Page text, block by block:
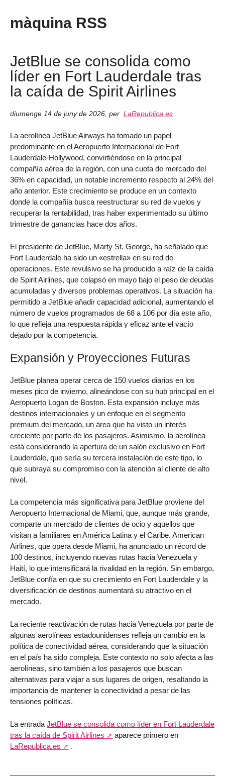
màquina RSS
JetBlue se consolida como
líder en Fort Lauderdale tras
la caída de Spirit Airlines
diumenge 14 de juny de 2026 per LaRepublica.es
La aerolínea JetBlue Airways ha tomado un papel
predominante en el Aeropuerto Internacional de Fort
Lauderdale-Hollywood, convirtiéndose en la principal
compañía aérea de la región, con una cuota de mercado del
36% en capacidad, un notable incremento respecto al 24% del
año anterior. Este crecimiento se produce en un contexto
donde la compañía busca reestructurar su red de vuelos y
recuperar la rentabilidad, tras haber experimentado su último
trimestre de ganancias hace dos años.
El presidente de JetBlue, Marty St. George, ha señalado que
Fort Lauderdale ha sido un «estrella» en su red de
operaciones. Este revulsivo se ha producido a raíz de la caída
de Spirit Airlines, que colapsó en mayo bajo el peso de deudas
acumuladas y diversos problemas operativos. La situación ha
permitido a JetBlue añadir capacidad adicional, aumentando el
número de vuelos programados de 68 a 106 por día este año,
lo que refleja una respuesta rápida y eficaz ante el vacío
dejado por la competencia.
Expansión y Proyecciones Futuras
JetBlue planea operar cerca de 150 vuelos diarios en los
meses pico de invierno, alineándose con su hub principal en el
Aeropuerto Logan de Boston. Esta expansión incluye más
destinos internacionales y un enfoque en el segmento
premium del mercado, un área que ha visto un interés
creciente por parte de los pasajeros. Asimismo, la aerolínea
está considerando la apertura de un salón exclusivo en Fort
Lauderdale, que sería su tercera instalación de este tipo, lo
que subraya su compromiso con la atención al cliente de alto
nivel.
La competencia más significativa para JetBlue proviene del
Aeropuerto Internacional de Miami, que, aunque más grande,
comparte un mercado de clientes de ocio y aquellos que
visitan a familiares en América Latina y el Caribe. American
Airlines, que opera desde Miami, ha anunciado un récord de
100 destinos, incluyendo nuevas rutas hacia Venezuela y
Haití, lo que intensificará la rivalidad en la región. Sin embargo,
JetBlue confía en que su crecimiento en Fort Lauderdale y la
diversificación de destinos aumentará su atractivo en el
mercado.
La reciente reactivación de rutas hacia Venezuela por parte de
algunas aerolíneas estadounidenses refleja un cambio en la
política de conectividad aérea, considerando que la situación
en el país ha sido compleja. Este contexto no solo afecta a las
aerolíneas, sino también a los pasajeros que buscan
alternativas para viajar a sus lugares de origen, resaltando la
importancia de mantener la conectividad a pesar de las
tensiones políticas.
La entrada JetBlue se consolida como líder en Fort Lauderdale
tras la caída de Spirit Airlines
aparece primero en
LaRepublica.es
.